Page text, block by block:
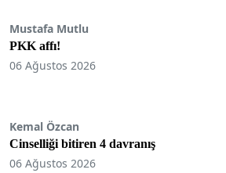
Mustafa Mutlu
PKK affı!
06 Ağustos 2026
Kemal Özcan
Cinselliği bitiren 4 davranış
06 Ağustos 2026